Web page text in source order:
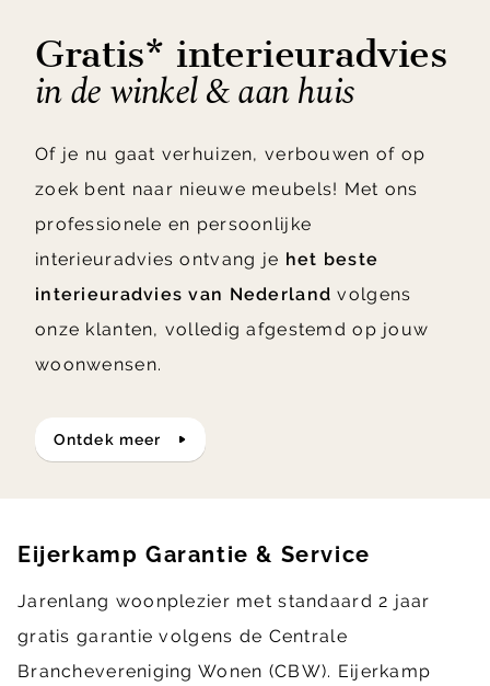
Gratis* interieuradvies
in de winkel & aan huis
Of je nu gaat verhuizen, verbouwen of op
zoek bent naar nieuwe meubels! Met ons
professionele en persoonlijke
interieuradvies ontvang je het beste
interieuradvies van Nederland volgens
onze klanten, volledig afgestemd op jouw
woonwensen.
ontdek meer
Eijerkamp Garantie & Service
Jarenlang woonplezier met standaard 2 jaar
gratis garantie volgens de Centrale
Branchevereniging Wonen (CBW). Eijerkamp